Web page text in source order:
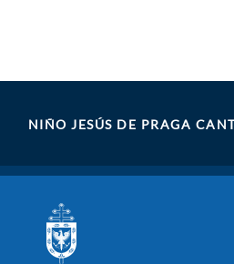
NIÑO JESÚS DE PRAGA